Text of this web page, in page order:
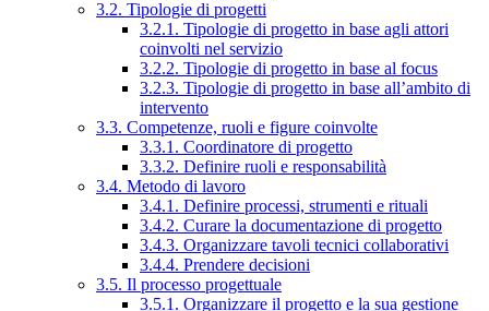
3.2. Tipologie di progetti
3.2.1. Tipologie di progetto in base agli attori
coinvolti nel servizio
3.2.2. Tipologie di progetto in base al focus
3.2.3. Tipologie di progetto in base all’ambito di
intervento
3.3. Competenze, ruoli e figure coinvolte
3.3.1. Coordinatore di progetto
3.3.2. Definire ruoli e responsabilità
3.4. Metodo di lavoro
3.4.1. Definire processi, strumenti e rituali
3.4.2. Curare la documentazione di progetto
3.4.3. Organizzare tavoli tecnici collaborativi
3.4.4. Prendere decisioni
3.5. Il processo progettuale
3.5.1. Organizzare il progetto e la sua gestione